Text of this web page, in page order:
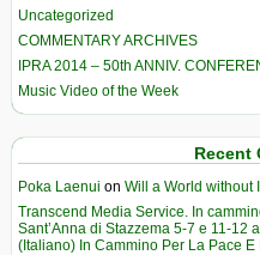
Uncategorized
COMMENTARY ARCHIVES
IPRA 2014 – 50th ANNIV.
Music Video of the Week
Recent
Poka Laenui on Will a World without
Transcend Media Service. In
Sant’Anna di Stazzema 5-7 e 11-12
(Italiano) In Cammino Per La Pace E